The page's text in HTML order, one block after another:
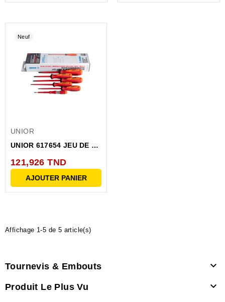
Neuf
UNIOR
UNIOR 617654 JEU DE 6
121,926 TND
AJOUTER PANIER
Affichage 1-5 de 5 article(s)
Tournevis & Embouts 
Produit Le Plus Vu 